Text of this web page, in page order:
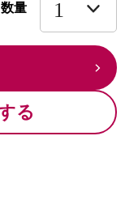
数量
る